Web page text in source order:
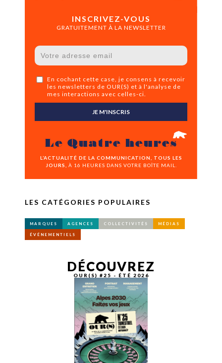
INSCRIVEZ-VOUS
GRATUITEMENT À LA NEWSLETTER
En cochant cette case, je consens à recevoir
les newsletters de OUR(S) et à l'analyse de
mes interactions avec celles-ci.
JE M'INSCRIS
Le Quatre heures
L’ACTUALITÉ DE LA COMMUNICATION, TOUS LES
JOURS,
À 16 HEURES DANS VOTRE BOÎTE MAIL.
LES CATÉGORIES POPULAIRES
MARQUES AGENCES COLLECTIVITÉS MÉDIAS
ÉVÉNEMENTIELS
DÉCOUVREZ
OUR(S) #25 - ÉTÉ 2026